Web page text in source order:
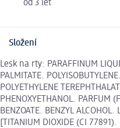
od 3 let
Složení
Lesk na rty: PARAFFINUM
PALMITATE.
POLYETHYLENE
PHENOXYETHANOL. PARFUM
BENZOATE. BENZYL
[TITANIUM DIOXIDE (CI